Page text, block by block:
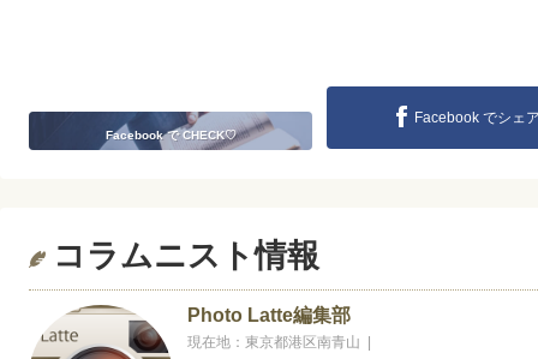
Facebook で CHECK♡
Facebook でシェ
コラムニスト情報
Photo Latte編集部
現在地：東京都港区南青山 |